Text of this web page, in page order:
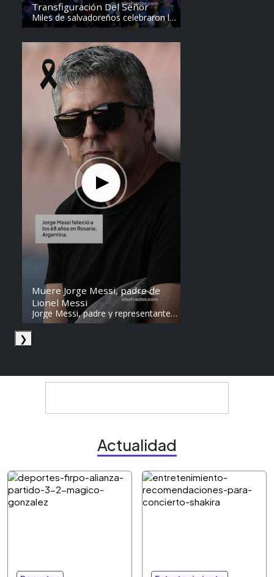
Transfiguración Del Señor
Miles de salvadoreños celebraron la
Transfiguración del Divino Salvador
Steven Anzora
Muere Jorge Messi, padre de
Lionel Messi
Jorge Messi, padre y representante
de Lionel Messi, falleció a los 68
años en Argentina. Fue una figura
❯
Actualidad